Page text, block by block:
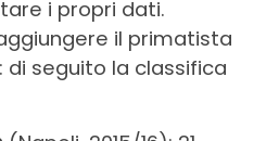
i propri dati.
il primatista
di seguito la classifica